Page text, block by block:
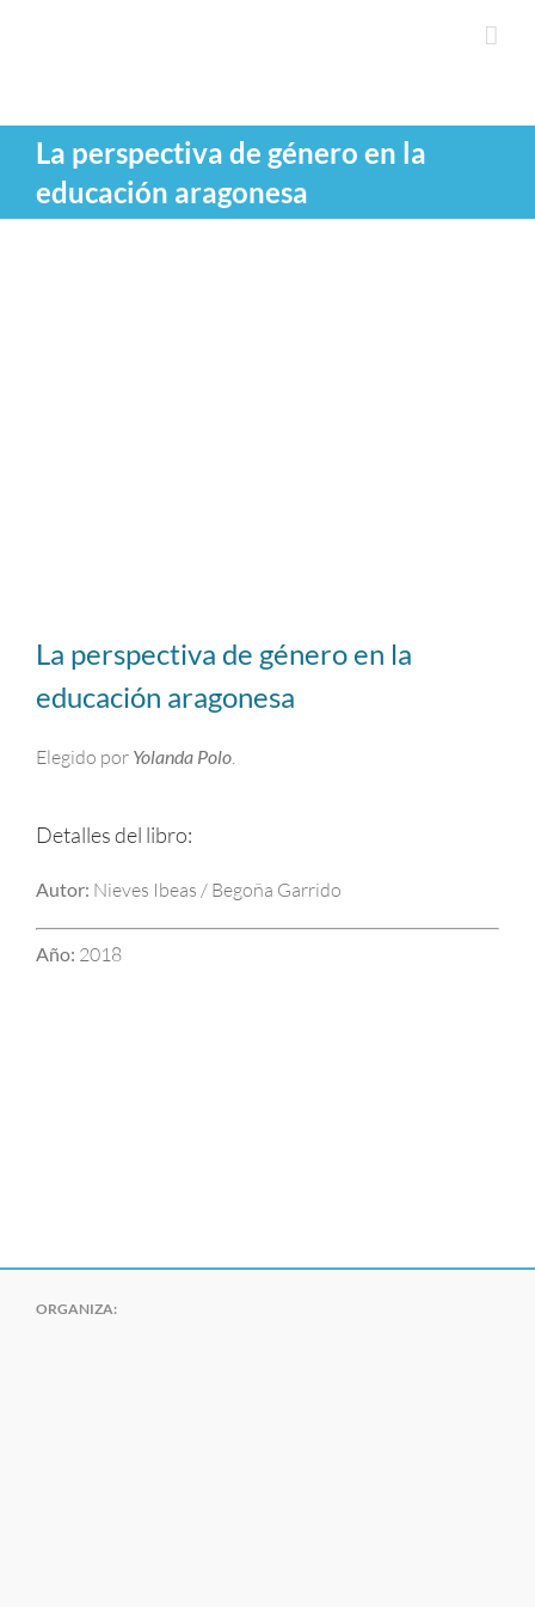
La perspectiva de género en la
educación aragonesa
La perspectiva de género en la
educación aragonesa
Elegido por Yolanda Polo.
Detalles del libro:
Autor: Nieves Ibeas / Begoña Garrido
Año: 2018
ORGANIZA: